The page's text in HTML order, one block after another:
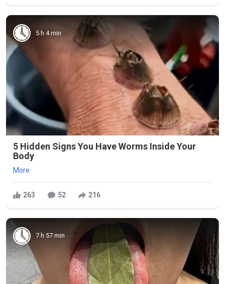
5 h 4 min
5 Hidden Signs You Have Worms Inside Your
Body
More
263 52 216
7 h 57 min